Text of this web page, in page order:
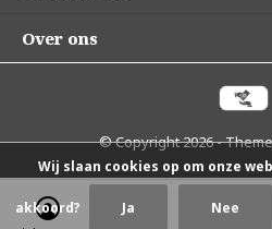
Over ons
© Copyright2026-
Wij slaan cookies op om onze
akkoord? Ja Nee